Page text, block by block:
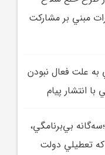
مبني بر مشارکت
به علت فعال نبودن
انتشار پيام
بي‌برنامگي،
که تعطيلي دولت